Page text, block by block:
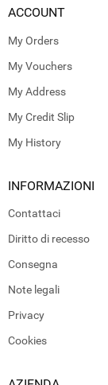
ACCOUNT
My Orders
My Vouchers
My Address
My Credit Slip
My History
INFORMAZIONI
Contattaci
Diritto di recesso
Consegna
Note legali
Privacy
Cookies